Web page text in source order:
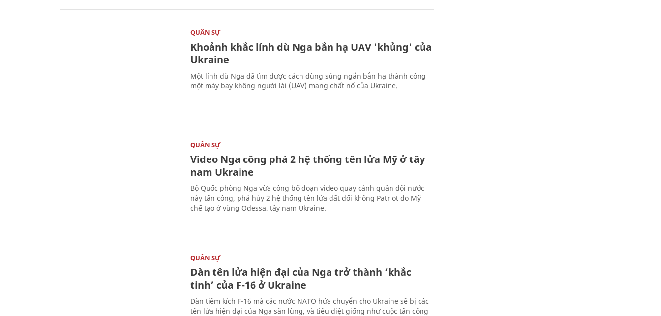
QUÂN SỰ
Khoảnh khắc lính dù Nga bắn hạ UAV 'khủng' của
Ukraine
Một lính dù Nga đã tìm được cách dùng súng ngắn bắn hạ thành công
một máy bay không người lái (UAV) mang chất nổ của Ukraine.
QUÂN SỰ
Video Nga công phá 2 hệ thống tên lửa Mỹ ở tây
nam Ukraine
Bộ Quốc phòng Nga vừa công bố đoạn video quay cảnh quân đội nước
này tấn công, phá hủy 2 hệ thống tên lửa đất đối không Patriot do Mỹ
chế tạo ở vùng Odessa, tây nam Ukraine.
QUÂN SỰ
Dàn tên lửa hiện đại của Nga trở thành ‘khắc
tinh’ của F-16 ở Ukraine
Dàn tiêm kích F-16 mà các nước NATO hứa chuyển cho Ukraine sẽ bị các
tên lửa hiện đại của Nga săn lùng, và tiêu diệt giống như cuộc tấn công